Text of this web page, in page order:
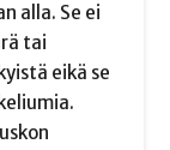
alla. Se ei
tai
eikä se